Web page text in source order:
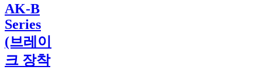
AK-B
Series
(브레이
크 장착